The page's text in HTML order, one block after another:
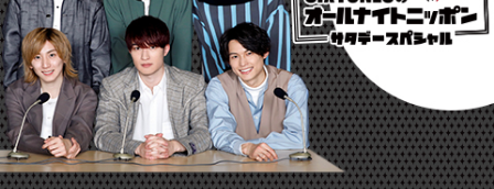
スはインドネシアで最も再生されているアーティストのひと
りとなっています。全楽曲の総再生回数もSpotifyで50億回を
突破しており、彼の音楽がいかに聴き手の心に響いているか
を物語っています。
彼の楽曲はポップス、ジャズ、ソウル、そしてアコースティ
ックの要素を融合させており、現代的でありながら時代を超
しし座のアナタ：もう卒業できることを見つけてみると良さ
そう。
おとめ座のアナタ：デスクや机の上をリセットしてみるとい
いかも。